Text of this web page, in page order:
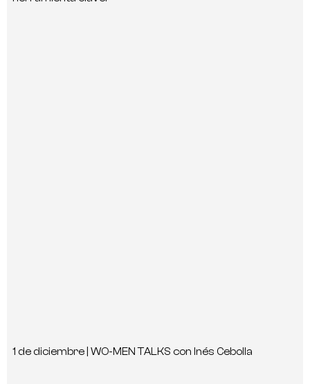
1 de diciembre | WO-MEN TALKS con Inés Cebolla